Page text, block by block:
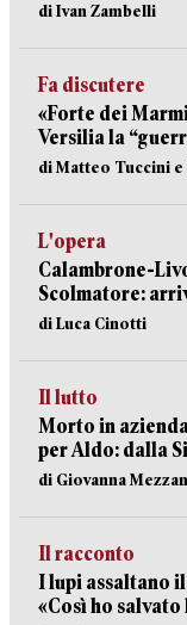
di Ivan Zambelli
Fa discutere
«Forte dei
Versilia la
di Matteo Tuccini e
L'opera
Calambrone-
Scolmatore:
di Luca Cinotti
Il lutto
Morto in
per Aldo: dalla
di Giovanna
Il racconto
I lupi assaltano
«Così ho